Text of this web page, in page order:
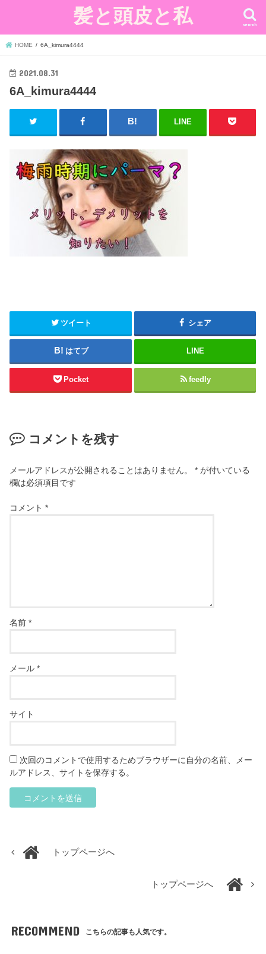
髪と頭皮と私 search
HOME 6A_kimura4444
2021.08.31
6A_kimura4444
LINE
ツイート シェア
はてブ LINE
Pocket feedly
コメントを残す
メールアドレスが公開されることはありません。 * が付いている
欄は必須項目です
コメント*
名前*
メール*
サイト
次回のコメントで使用するためブラウザーに自分の名前、メー
ルアドレス、サイトを保存する。
トップページへ
トップページへ
RECOMMEND こちらの記事も人気です。